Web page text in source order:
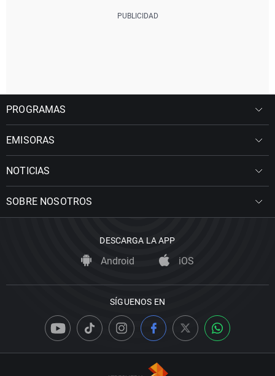
PROGRAMAS
EMISORAS
NOTICIAS
SOBRE NOSOTROS
DESCARGA LA APP
Android iOS
SÍGUENOS EN